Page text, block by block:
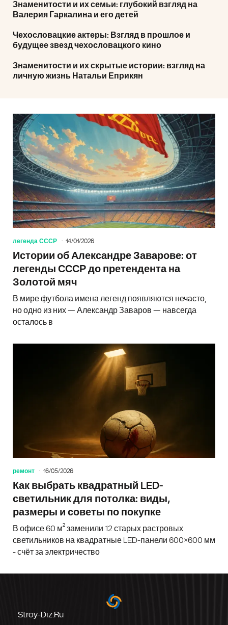
Знаменитости и их семьи: глубокий взгляд на
Валерия Гаркалина и его детей
Чехословацкие актеры: Взгляд в прошлое и
будущее звезд чехословацкого кино
Знаменитости и их скрытые истории: взгляд на
личную жизнь Натальи Еприкян
легенда СССР 14/01/2026
Истории об Александре Заварове: от
легенды СССР до претендента на
Золотой мяч
В мире футбола имена легенд появляются нечасто,
но одно из них — Александр Заваров — навсегда
осталось в
ремонт 16/05/2026
Как выбрать квадратный LED-
светильник для потолка: виды,
размеры и советы по покупке
В офисе 60 м² заменили 12 старых растровых
светильников на квадратные LED-панели 600×600 мм
- счёт за электричество
Stroy-Diz.ru